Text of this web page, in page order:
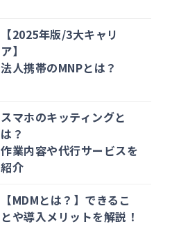
【2025年版/3大キャリ
ア】
法人携帯のMNPとは？
スマホのキッティングと
は？
作業内容や代行サービスを
紹介
【MDMとは？】できるこ
とや導入メリットを解説！